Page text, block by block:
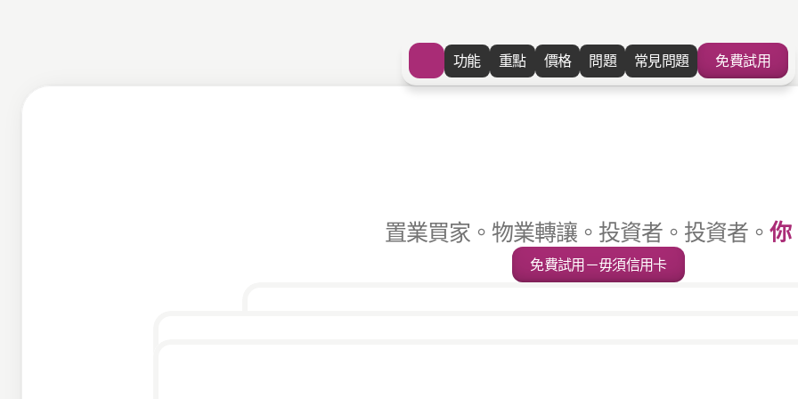
功能 重點 價格 問題 常見問題 免費試用
10分鐘AI拍賣文件審
置業買家。物業轉讓。投資者。投資者。 你
免費試用－毋須信用卡